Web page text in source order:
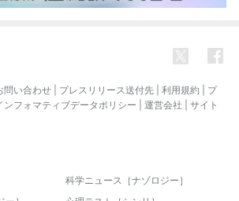
問い合わせ プレスリリース送付先 利用規約
プ
ンフォマティブデータポリシー 運営会社
サイト
科学ニュース［ナゾロジー］